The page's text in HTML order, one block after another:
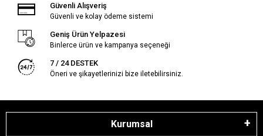
Güvenli Alışveriş
Güvenli ve kolay ödeme sistemi
Geniş Ürün Yelpazesi
Binlerce ürün ve kampanya seçeneği
7 / 24 DESTEK
Öneri ve şikayetlerinizi bize iletebilirsiniz.
Kurumsal